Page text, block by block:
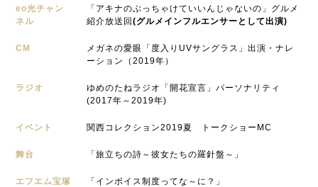
eo光チャン
ネル
「アキナのぶっちゃけていいんじゃないの」グルメ
紹介放送回(グルメインフルエンサーとして出演)
CM
メガネの愛眼「度入りUVサングラス」出演・ナレ
ーション（2019年）
ラジオ
ゆめのたねラジオ「開花宣言」パーソナリティ
(2017年～2019年)
イベント 関西コレクション2019夏 トークショーMC
舞台 「旅立ちの詩～彼女たちの羅針盤～」
エフエム宝塚 「インボイス制度ってな～に？」